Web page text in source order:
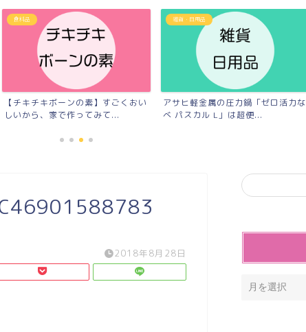
食料品
【チキチキボーンの素】すごくおい
しいから、家で作ってみて...
雑貨・日用品
アサヒ軽金属の圧力鍋「ゼロ活力な
べ パスカル L」は超便...
2018年8月28日